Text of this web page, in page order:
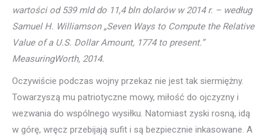
wartości od 539 mld do 11,4 bln dolarów w 2014 r. – według
Samuel H. Williamson „Seven Ways to Compute the Relative
Value of a U.S. Dollar Amount, 1774 to present.”
MeasuringWorth, 2014.
Oczywiście podczas wojny przekaz nie jest tak siermiężny.
Towarzyszą mu patriotyczne mowy, miłość do ojczyzny i
wezwania do wspólnego wysiłku. Natomiast zyski rosną, idą
w górę, wręcz przebijają sufit i są bezpiecznie inkasowane. A